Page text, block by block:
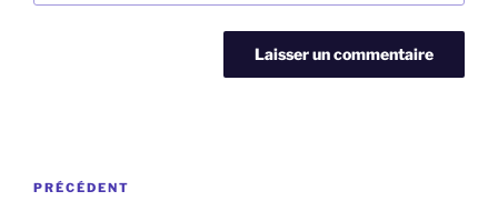
Navigation
Article
PRÉCÉDENT